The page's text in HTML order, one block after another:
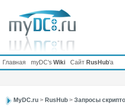
Главная myDC's Wiki Сайт RusHub'а
MyDC.ru> RusHub> Запросы